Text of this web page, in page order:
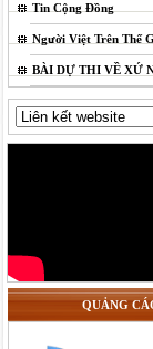
Tin Cộng Đồng
Người Việt Trên Thế
BÀI DỰ THI VỀ XỨ
QUẢNG